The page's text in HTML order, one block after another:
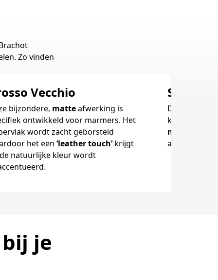
Zo vinden
Vecchio
bijzondere, matteafwerking is
ontwikkeld voor marmers. Het
wordt zacht geborsteld
het een ‘leather touch’krijgt
natuurlijke kleur wordt
Sensato
Dankzij deze
krijgt het
matte
aanvoelt.
je